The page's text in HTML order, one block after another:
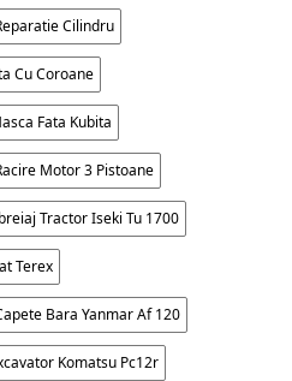
Cilindru
Cu Coroane
Fata Kubita
Motor 3 Pistoane
Tractor Iseki Tu 1700
Terex
Bara Yanmar Af 120
Komatsu Pc12r